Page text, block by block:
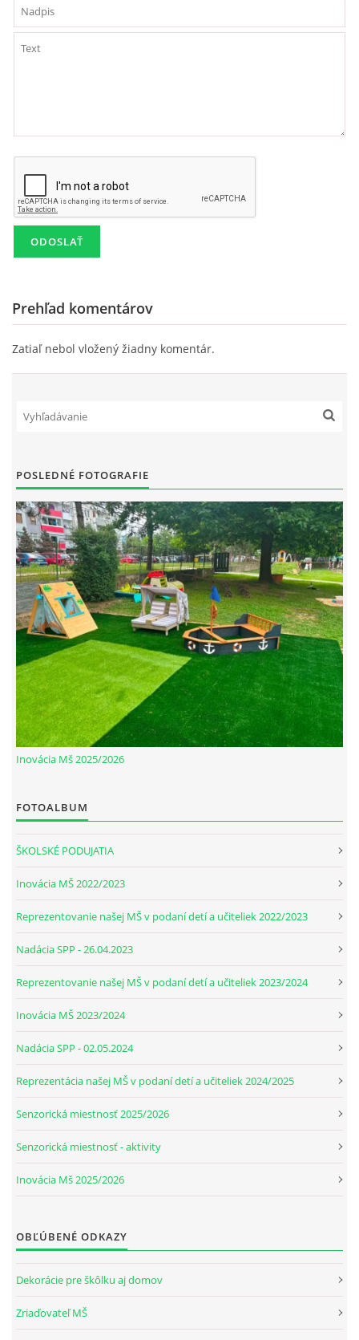
Prehľad komentárov
Zatiaľ nebol vložený žiadny komentár.
POSLEDNÉ FOTOGRAFIE
Inovácia Mš 2025/2026
FOTOALBUM
ŠKOLSKÉ PODUJATIA
Inovácia MŠ 2022/2023
Reprezentovanie našej MŠ v podaní detí a učiteliek 2022/2023
Nadácia SPP - 26.04.2023
Reprezentovanie našej MŠ v podaní detí a učiteliek 2023/2024
Inovácia MŠ 2023/2024
Nadácia SPP - 02.05.2024
Reprezentácia našej MŠ v podaní detí a učiteliek 2024/2025
Senzorická miestnosť 2025/2026
Senzorická miestnosť - aktivity
Inovácia Mš 2025/2026
OBĽÚBENÉ ODKAZY
Dekorácie pre škôlku aj domov
Zriaďovateľ MŠ